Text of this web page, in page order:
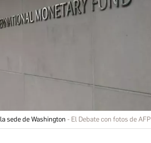
sede de Washington El Debate con fotos de AFP